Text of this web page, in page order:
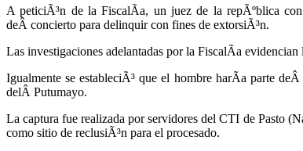
A peticiÃ³n de la FiscalÃ­a, un juez de la repÃºblica
deÂ concierto para delinquir con fines de extorsiÃ³n.
Las investigaciones adelantadas por la FiscalÃ­a
Igualmente se estableciÃ³ que el hombre harÃ­a parte
delÂ Putumayo.
La captura fue realizada por servidores del CTI de Pasto
como sitio de reclusiÃ³n para el procesado.